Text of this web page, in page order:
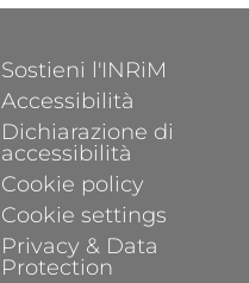
FOOTER 2
Sostieni l'INRiM
Accessibilità
Dichiarazione di
accessibilità
Cookie policy
Cookie settings
Privacy & Data
Protection